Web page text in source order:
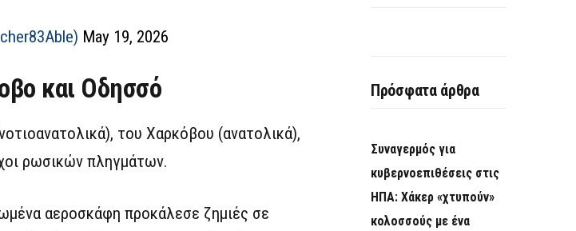
May 19, 2026
και Οδησσό
του Χαρκόβου (ανατολικά),
ρωσικών πληγμάτων.
αεροσκάφη προκάλεσε ζημιές σε
Πρόσφατα άρθρα
Συναγερμός για
κυβερνοεπιθέσεις στις
ΗΠΑ: Χάκερ «χτυπούν»
κολοσσούς με ένα